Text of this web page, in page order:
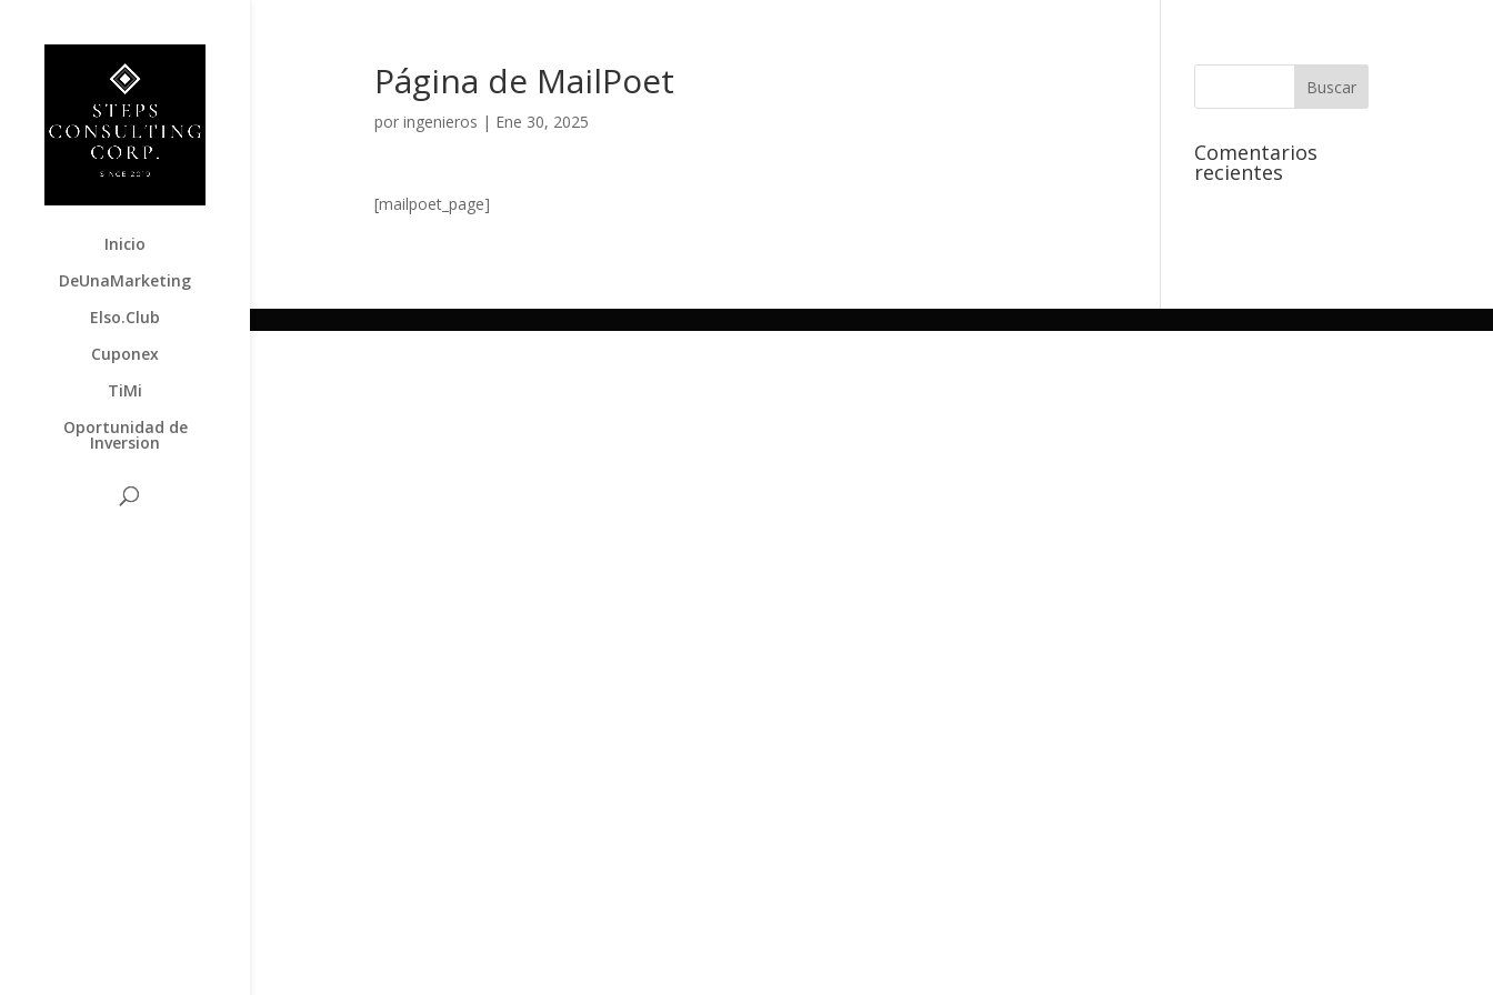
Inicio
DeUnaMarketing
Elso.Club
Cuponex
TiMi
Oportunidad de
Inversion
Página de MailPoet
por ingenieros | Ene 30, 2025
[mailpoet_page]
Comentarios
recientes